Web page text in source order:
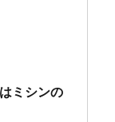
ミシンの